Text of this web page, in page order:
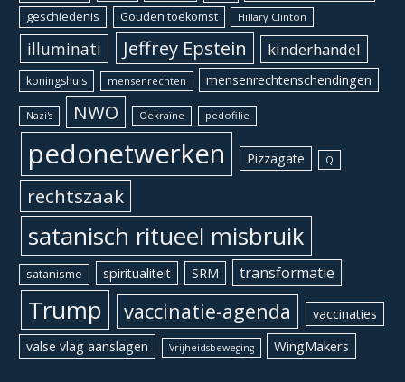
geschiedenis Gouden toekomst Hillary Clinton
illuminati Jeffrey Epstein kinderhandel
koningshuis mensenrechten mensenrechtenschendingen
Nazi's NWO Oekraïne pedofilie
pedonetwerken Pizzagate Q
rechtszaak
satanisch ritueel misbruik
satanisme spiritualiteit SRM transformatie
Trump vaccinatie-agenda
vaccinaties
valse vlag aanslagen
Vrijheidsbeweging WingMakers